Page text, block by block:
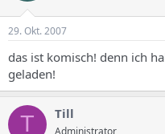
29. Okt. 2007
das ist komisch! denn ich
geladen!
T Till
Administrator